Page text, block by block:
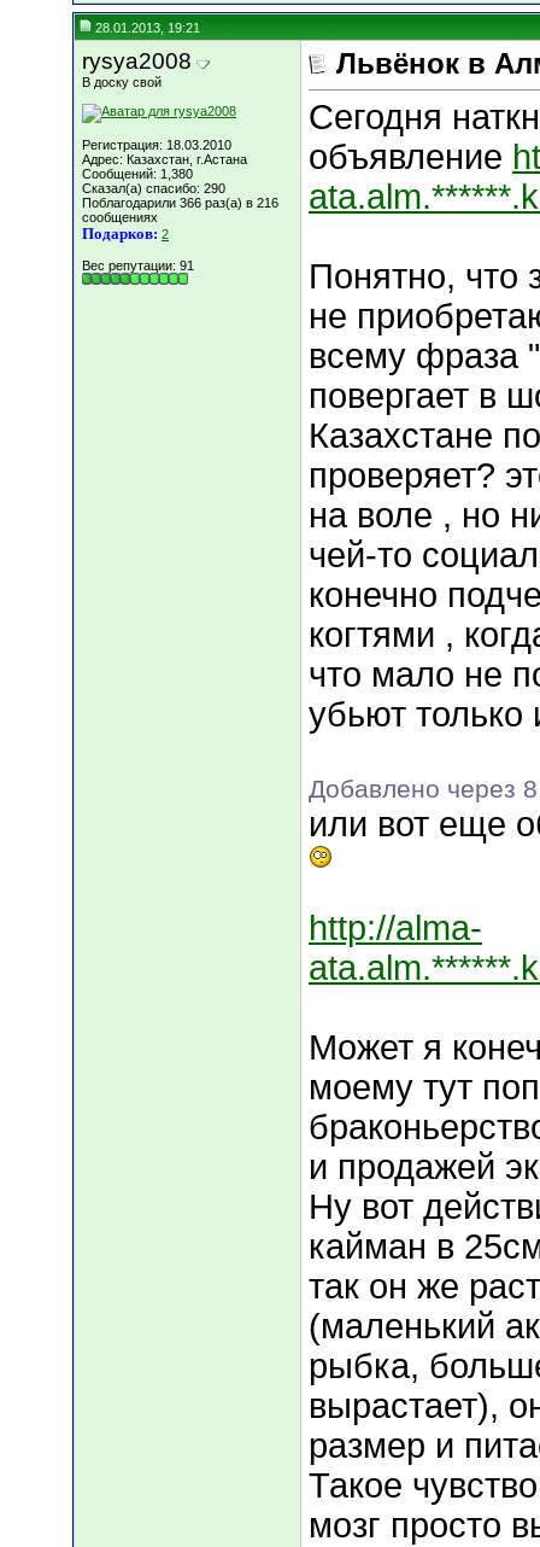
28.01.2013, 19:21
rysya2008
В доску свой
Регистрация: 18.03.2010
Адрес: Казахстан, г.Астана
Сообщений: 1,380
Сказал(а) спасибо: 290
Поблагодарили 366 раз(а) в 216
сообщениях
Подарков: 2
Вес репутации: 91
Львёнок в
Сегодня
объявление
Понятно, что
не
всему фраза
повергает в
Казахстане
проверяет?
на воле , но
чей-то
конечно
когтями ,
что мало не
убьют только
Добавлено через
или вот еще
http://alma-
Может я
моему тут
и продажей
Ну вот
кайман в
так он же
(маленький
рыбка,
вырастает),
размер и
Такое
мозг просто